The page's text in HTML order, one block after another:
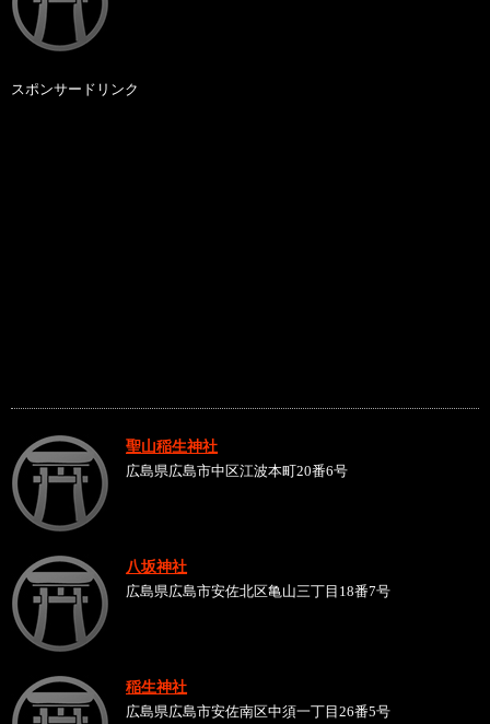
スポンサードリンク
聖山稲生神社
広島県広島市中区江波本町20番6号
八坂神社
広島県広島市安佐北区亀山三丁目18番7号
稲生神社
広島県広島市安佐南区中須一丁目26番5号